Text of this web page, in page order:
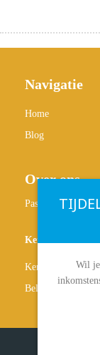
Navigatie
Home
Blog
Over ons
Passief-Inkomen.nl
Kennisbank
Kennisbank
Beleggen
Wil je